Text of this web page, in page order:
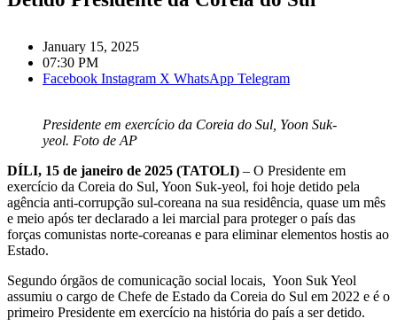
January 15, 2025
07:30 PM
Facebook Instagram X WhatsApp Telegram
Presidente em exercício da Coreia do Sul, Yoon Suk-
yeol. Foto de AP
DÍLI, 15 de janeiro de 2025 (TATOLI) – O Presidente em
exercício da Coreia do Sul, Yoon Suk-yeol, foi hoje detido pela
agência anti-corrupção sul-coreana na sua residência, quase um mês
e meio após ter declarado a lei marcial para proteger o país das
forças comunistas norte-coreanas e para eliminar elementos hostis ao
Estado.
Segundo órgãos de comunicação social locais, Yoon Suk Yeol
assumiu o cargo de Chefe de Estado da Coreia do Sul em 2022 e é o
primeiro Presidente em exercício na história do país a ser detido.